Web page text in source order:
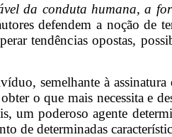
da conduta humana, a
defendem a noção de
tendências opostas,
semelhante à
o que mais necessita e
um poderoso agente
de determinadas